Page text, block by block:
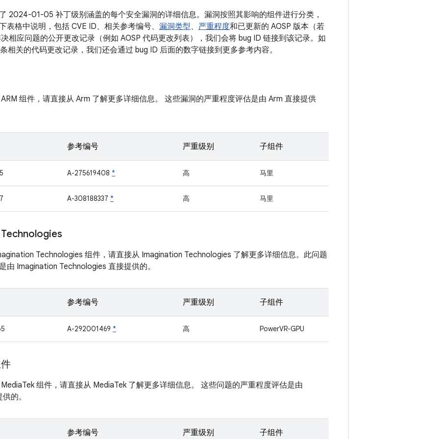
2024-01-05 补丁级别涵盖的每个安全漏洞的详细信息。漏洞按照其影响的组件进行分类，
表格中说明，包括 CVE ID、相关参考编号、 漏洞类型、 严重程度和已更新的 AOSP 版本（若
相应问题的公开更改记录（例如 AOSP 代码更改列表），我们会将 bug ID 链接到该记录。如
相关的代码更改记录，我们还会通过 bug ID 后面的数字链接到更多参考内容。
组件，请直接从 Arm 了解更多详细信息。 这些漏洞的严重程度评估是由 Arm 直接提供
参考编号 严重级别 子组件
A-275619408 * 高 马里
A-308188337 * 高 马里
Technologies 组件，请直接从 Imagination Technologies 了解更多详细信息。此问题
由 Imagination Technologies 直接提供的。
参考编号 严重级别 子组件
A-292001469 * 高 PowerVR-GPU
组件，请直接从 MediaTek 了解更多详细信息。 这些问题的严重程度评估是由
的。
参考编号 严重级别 子组件